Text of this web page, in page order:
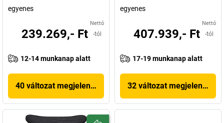
egyenes
Nettó
239.269,- Ft -tól
12-14 munkanap alatt
40 változat megjelenítése
egyenes
Nettó
407.939,- Ft -tól
17-19 munkanap alatt
32 változat megjelenítése